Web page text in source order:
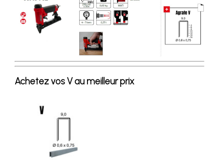
Achetez vos V au meilleur prix